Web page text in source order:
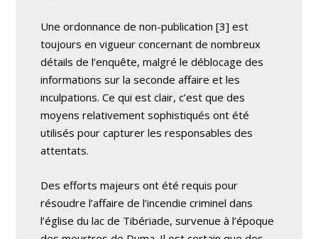
Une ordonnance de non-publication [3] est
toujours en vigueur concernant de nombreux
détails de l’enquête, malgré le déblocage des
informations sur la seconde affaire et les
inculpations. Ce qui est clair, c’est que des
moyens relativement sophistiqués ont été
utilisés pour capturer les responsables des
attentats.
Des efforts majeurs ont été requis pour
résoudre l’affaire de l’incendie criminel dans
l’église du lac de Tibériade, survenue à l’époque